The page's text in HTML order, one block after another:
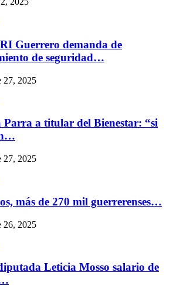
Guerrero demanda de
de seguridad…
27, 2025
Parra a titular del Bienestar: “si
27, 2025
más de 270 mil guerrerenses…
26, 2025
Leticia Mosso salario de